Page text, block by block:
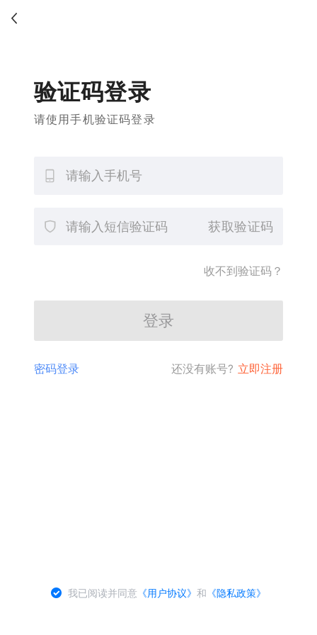
验证码登录
请使用手机验证码登录
获取验证码
收不到验证码？
登录
密码登录 还没有账号? 立即注册
我已阅读并同意 《用户协议》和 《隐私政策》